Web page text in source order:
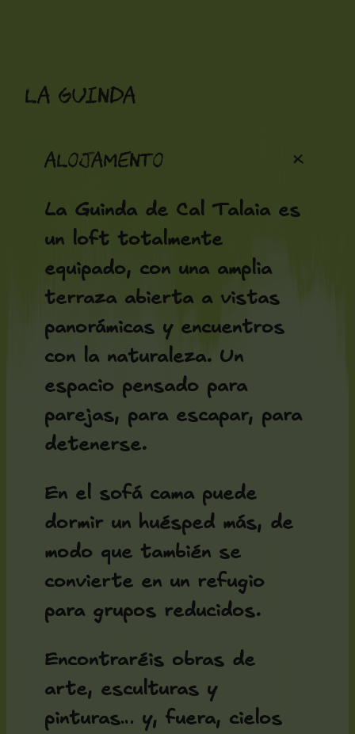
conteúdo
La Guinda
Alojamento +
La Guinda de Cal Talaia es
un loft totalmente
equipado, con una amplia
terraza abierta a vistas
panorámicas y encuentros
con la naturaleza. Un
espacio pensado para
parejas, para escapar, para
detenerse.
En el sofá cama puede
dormir un huésped más, de
modo que también se
convierte en un refugio
para grupos reducidos.
Encontraréis obras de
arte, esculturas y
pinturas… y, fuera, cielos